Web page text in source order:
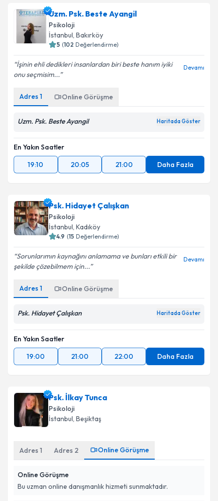
Uzm. Psk. Beste Ayangil
Psikoloji
İstanbul, Bakırköy
5 (102 Değerlendirme)
İşinin ehli dedikleri insanlardan biri beste hanım iyiki
onu seçmisim...
Devamı
Adres 1 Online Görüşme
Uzm. Psk. Beste Ayangil Haritada Göster
En Yakın Saatler
19:10
20:05 21:00 Daha Fazla
Psk. Hidayet Çalışkan
Psikoloji
İstanbul, Kadıköy
4.9 (15 Değerlendirme)
Sorunlarımın kaynağını anlamama ve bunları etkili bir
şekilde çözebilmem için...
Devamı
Adres 1 Online Görüşme
Psk. Hidayet Çalışkan Haritada Göster
En Yakın Saatler
19:00
21:00 22:00 Daha Fazla
Psk. İlkay Tunca
Psikoloji
İstanbul, Beşiktaş
Adres 1 Adres 2 Online Görüşme
Online Görüşme
Bu uzman online danışmanlık hizmeti sunmaktadır.